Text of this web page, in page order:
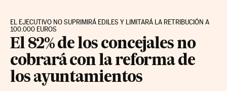
EL EJECUTIVO NO SUPRIMIRÁ EDILES Y LIMITARÁ LA RETRIBUCIÓN A
100.000 EUROS
El 82% de los concejales no
cobrará con la reforma de
los ayuntamientos